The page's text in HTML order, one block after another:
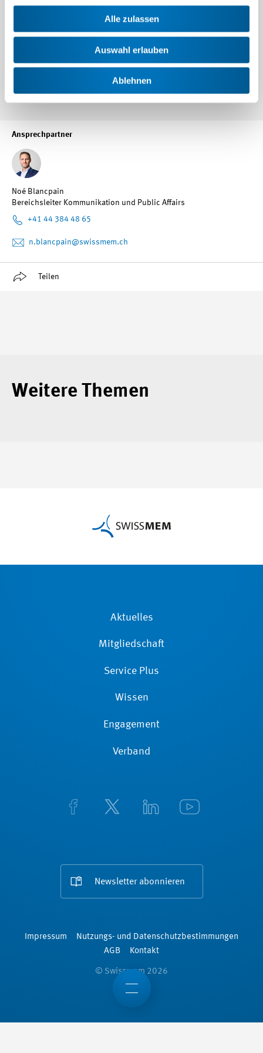
Alle zulassen
Auswahl erlauben
Ablehnen
Ansprechpartner
Noé Blancpain
Bereichsleiter Kommunikation und Public Affairs
+41 44 384 48 65
n.blancpain@swissmem.ch
Teilen
E-Mail
k.vaisbrot@swissmem.ch
War dieser Artikel lesenswert?
Weitere Themen
Aktuelles
Mitgliedschaft
Service Plus
Wissen
Engagement
Verband
Newsletter abonnieren
Impressum
Nutzungs- und Datenschutzbestimmungen
AGB
Kontakt
© Swissmem 2026